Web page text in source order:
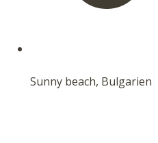
Sunny beach, Bulgarien